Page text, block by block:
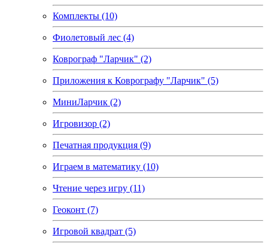
Комплекты (10)
Фиолетовый лес (4)
Коврограф "Ларчик" (2)
Приложения к Коврографу "Ларчик" (5)
МиниЛарчик (2)
Игровизор (2)
Печатная продукция (9)
Играем в математику (10)
Чтение через игру (11)
Геоконт (7)
Игровой квадрат (5)